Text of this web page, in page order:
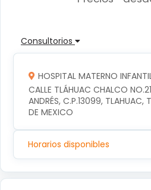
Consultorios
HOSPITAL MATERNO
CALLE TLÁHUAC CHALCO
ANDRÉS, C.P.13099, TLAHUAC,
DE MEXICO
Horarios disponibles